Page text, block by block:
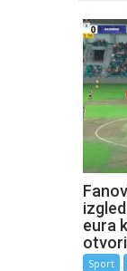
eura
Sport